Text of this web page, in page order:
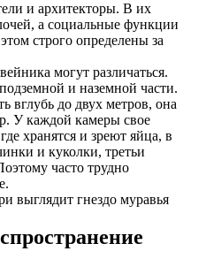
и архитекторы. В их
а социальные функции
строго определены за
могут различаться.
и наземной части.
вглубь до двух метров, она
У каждой камеры свое
хранятся и зреют яйца, в
и куколки, третьи
часто трудно